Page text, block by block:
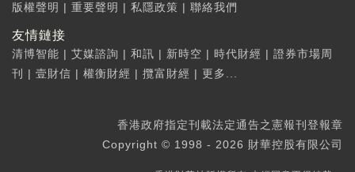
版權聲明 | 重要聲明 | 私隱政策 | 聯絡我們
友情鏈接
清博智能 | 艾媒諮詢 | 和訊 | 新時空 | 時代財經 | 證券市場周
刊
| 壹財信 | 權衡財經 | 攬富財經 | 更多...
香港政府指定刊載法定通告之憲報刊登報章
Copyright © 1998 - 2026 財華控股有限公司